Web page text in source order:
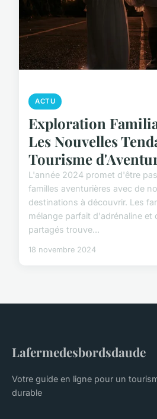
ACTU
Exploration
Les Nouvelles
Tourisme
L'année 2024 promet d'être
familles aventurières avec de
destinations à découvrir. Les
mélange parfait d'adrénaline et
partagés trouve...
18 novembre 2024
Lafermedesbordsdaude
Votre guide en ligne pour un
durable